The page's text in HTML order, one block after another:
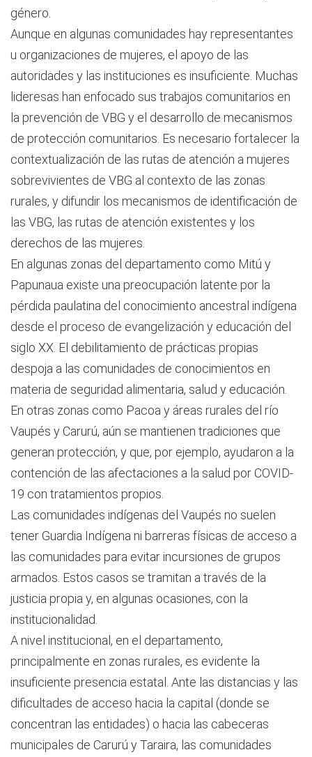
género.
Aunque en algunas comunidades hay representantes
u organizaciones de mujeres, el apoyo de las
autoridades y las instituciones es insuficiente. Muchas
lideresas han enfocado sus trabajos comunitarios en
la prevención de VBG y el desarrollo de mecanismos
de protección comunitarios. Es necesario fortalecer la
contextualización de las rutas de atención a mujeres
sobrevivientes de VBG al contexto de las zonas
rurales, y difundir los mecanismos de identificación de
las VBG, las rutas de atención existentes y los
derechos de las mujeres.
En algunas zonas del departamento como Mitú y
Papunaua existe una preocupación latente por la
pérdida paulatina del conocimiento ancestral indígena
desde el proceso de evangelización y educación del
siglo XX. El debilitamiento de prácticas propias
despoja a las comunidades de conocimientos en
materia de seguridad alimentaria, salud y educación.
En otras zonas como Pacoa y áreas rurales del río
Vaupés y Carurú, aún se mantienen tradiciones que
generan protección, y que, por ejemplo, ayudaron a la
contención de las afectaciones a la salud por COVID-
19 con tratamientos propios.
Las comunidades indígenas del Vaupés no suelen
tener Guardia Indígena ni barreras físicas de acceso a
las comunidades para evitar incursiones de grupos
armados. Estos casos se tramitan a través de la
justicia propia y, en algunas ocasiones, con la
institucionalidad.
A nivel institucional, en el departamento,
principalmente en zonas rurales, es evidente la
insuficiente presencia estatal. Ante las distancias y las
dificultades de acceso hacia la capital (donde se
concentran las entidades) o hacia las cabeceras
municipales de Carurú y Taraira, las comunidades